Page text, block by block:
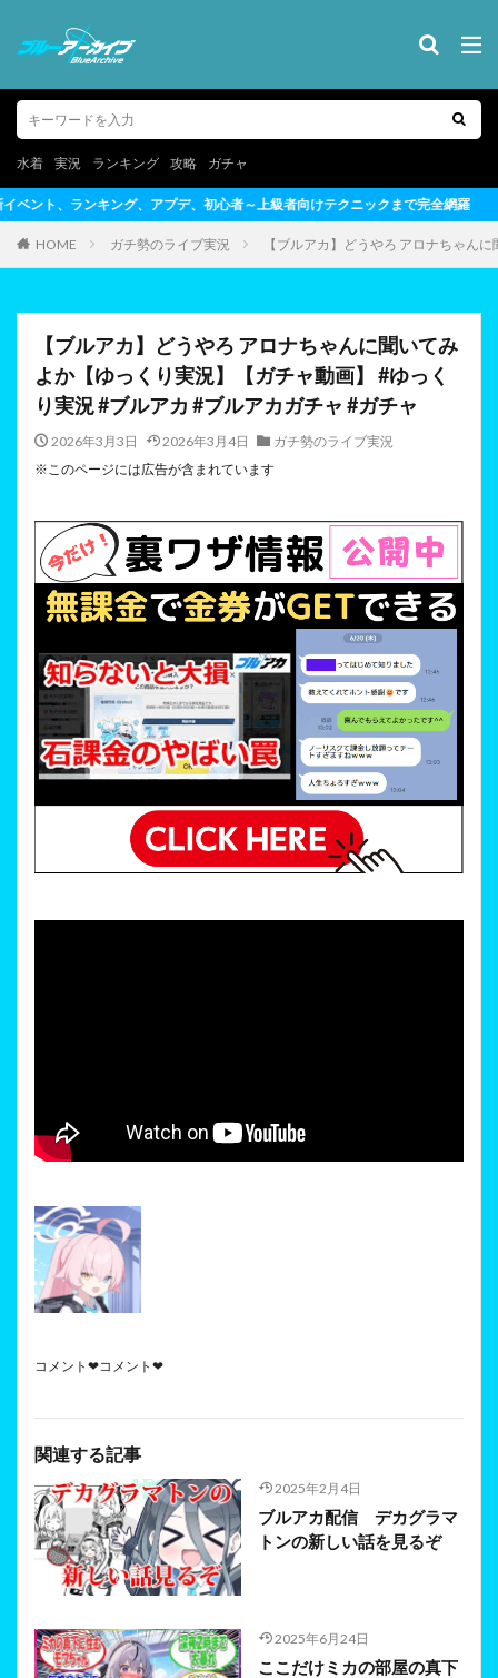
水着 実況 ランキング 攻略 ガチャ
～上級者向けテクニックまで完全網羅
HOME ガチ勢のライブ実況 【ブルアカ】どうやろ アロナちゃん
【ブルアカ】どうやろ アロナちゃんに聞いてみ
よか【ゆっくり実況】【ガチャ動画】 #ゆっく
り実況 #ブルアカ #ブルアカガチャ #ガチャ
2026年3月3日 2026年3月4日
ガチ勢のライブ実況
※このページには広告が含まれています
コメント❤コメント❤
関連する記事
2025年2月4日
ブルアカ配信 デカグラマ
トンの新しい話を見るぞ
2025年6月24日
ここだけミカの部屋の真下